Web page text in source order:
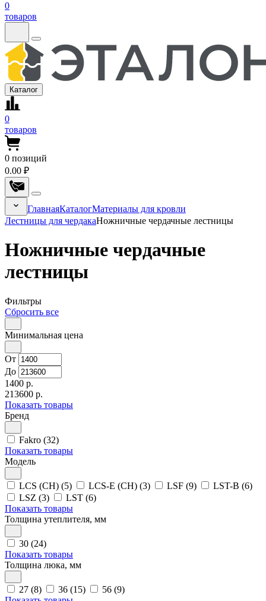
0
товаров
Каталог
0
товаров
0 позиций
0.00 ₽
ГлавнаяКаталогМатериалы для кровли
Лестницы для чердакаНожничные чердачные лестницы
Ножничные чердачные
лестницы
Фильтры
Сбросить все
Минимальная цена
От
До
1400 р.
213600 р.
Показать товары
Бренд
Fakro (32)
Показать товары
Модель
LCS (CH) (5) LCS-E (CH) (3) LSF (9)
LST-B (6)
LSZ (3)
LSТ (6)
Показать товары
Толщина утеплителя, мм
30 (24)
Показать товары
Толщина люка, мм
27 (8) 36 (15)
56 (9)